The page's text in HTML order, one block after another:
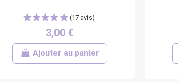
3,00 €
Ajouter au panier